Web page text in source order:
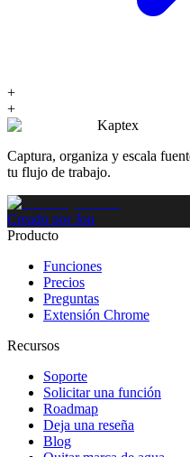
+
+
Kaptex
Captura, organiza y escala
tu flujo de trabajo.
Creado por Jon
Producto
Funciones
Precios
Preguntas
Extensión Chrome
Recursos
Soporte
Solicitar una función
Roadmap
Deja una reseña
Blog